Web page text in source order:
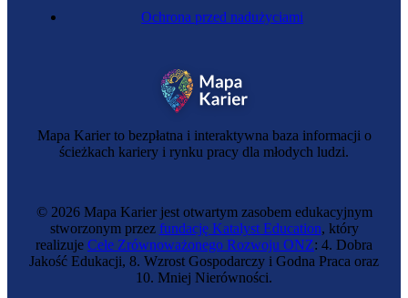
Mapa Karier to bezpłatna i interaktywna baza informacji o
ścieżkach kariery i rynku pracy dla młodych ludzi.
Ochrona przed nadużyciami
© 2026 Mapa Karier jest otwartym zasobem edukacyjnym
stworzonym przez fundację Katalyst Education, który
realizuje Cele Zrównoważonego Rozwoju ONZ: 4. Dobra
Jakość Edukacji, 8. Wzrost Gospodarczy i Godna Praca oraz
10. Mniej Nierówności.